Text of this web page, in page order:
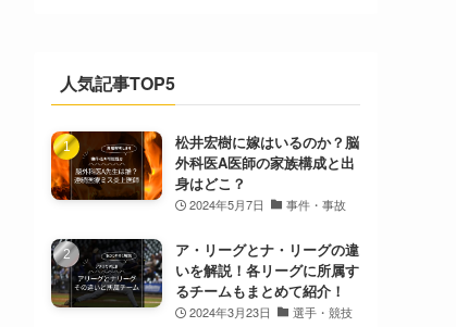
人気記事TOP5
松井宏樹に嫁はいるのか？脳
外科医A医師の家族構成と出
身はどこ？
2024年5月7日 事件・事故
ア・リーグとナ・リーグの違
いを解説！各リーグに所属す
るチームもまとめて紹介！
2024年3月23日 選手・競技